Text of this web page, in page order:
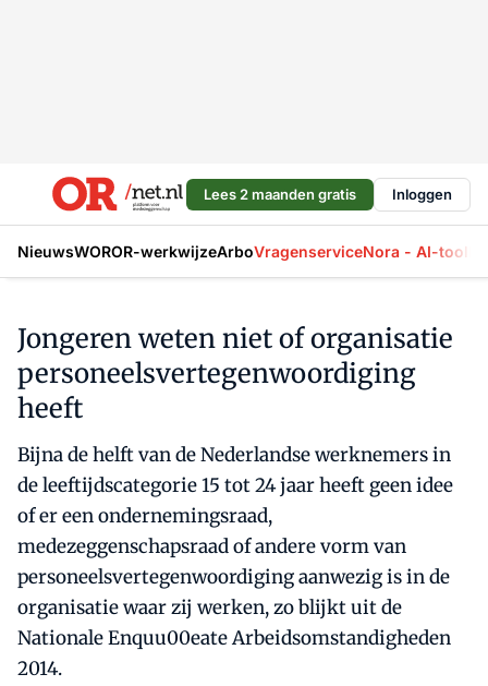
Lees 2 maanden gratis Inloggen
NieuwsWOROR-werkwijzeArboVragenserviceNora - AI-tool
Jongeren weten niet of organisatie
personeelsvertegenwoordiging
heeft
Bijna de helft van de Nederlandse werknemers in
de leeftijdscategorie 15 tot 24 jaar heeft geen idee
of er een ondernemingsraad,
medezeggenschapsraad of andere vorm van
personeelsvertegenwoordiging aanwezig is in de
organisatie waar zij werken, zo blijkt uit de
Nationale Enquu00eate Arbeidsomstandigheden
2014.